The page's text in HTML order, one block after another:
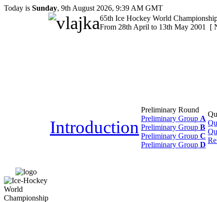
Today is Sunday, 9th August 2026, 9:39 AM GMT
65th Ice Hockey World
From 28th April to 13th May 2001 [
Introduction
Preliminary Round
Preliminary Group A
Preliminary Group B
Preliminary Group C
Preliminary Group D